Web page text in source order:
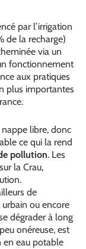
par l’irrigation
de la recharge)
via un
fonctionnement
aux pratiques
plus importantes
libre, donc
ce qui la rend
pollution. Les
la Crau,
de
urbain ou encore
dégrader à long
onéreuse, est
en eau potable